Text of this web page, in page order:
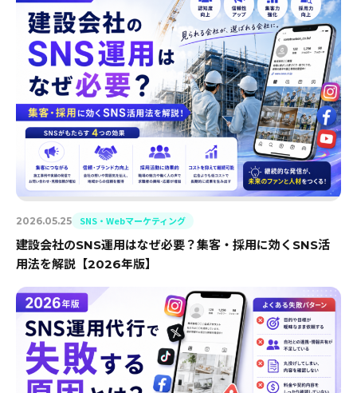
2026.05.25 SNS・Webマーケティング
建設会社のSNS運用はなぜ必要？集客・採用に効くSNS活
用法を解説【2026年版】